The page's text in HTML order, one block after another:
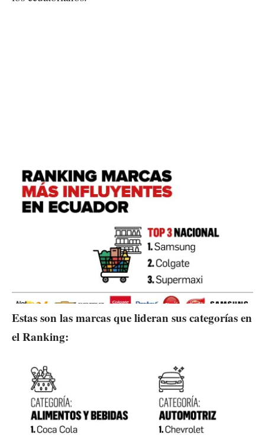
Estas son las marcas que lideran sus categorías en
el Ranking: